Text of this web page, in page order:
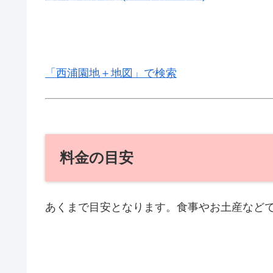
「西浦園地＋地図」で検索
料金の目安
あくまで目安となります。食事やお土産など